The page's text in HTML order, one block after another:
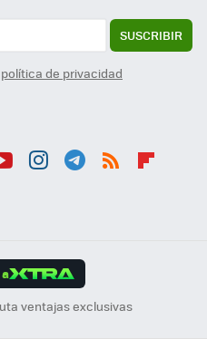
SUSCRIBIR
política de privacidad
ventajas exclusivas